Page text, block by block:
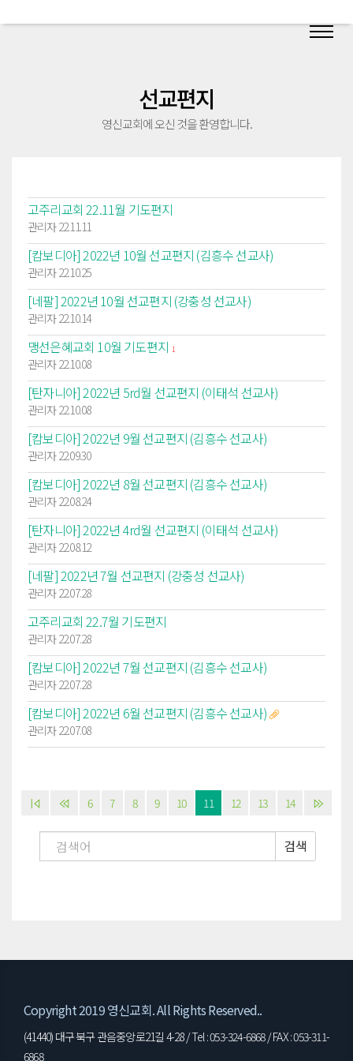
선교편지
영신교회에 오신 것을 환영합니다.
고주리교회 22.11월 기도편지
관리자 22.11.11
[캄보디아] 2022년 10월 선교편지 (김흥수 선교사)
관리자 22.10.25
[네팔] 2022년 10월 선교편지 (강충성 선교사)
관리자 22.10.14
맹선은혜교회 10월 기도편지 1
관리자 22.10.08
[탄자니아] 2022년 5rd월 선교편지 (이태석 선교사)
관리자 22.10.08
[캄보디아] 2022년 9월 선교편지 (김흥수 선교사)
관리자 22.09.30
[캄보디아] 2022년 8월 선교편지 (김흥수 선교사)
관리자 22.08.24
[탄자니아] 2022년 4rd월 선교편지 (이태석 선교사)
관리자 22.08.12
[네팔] 2022년 7월 선교편지 (강충성 선교사)
관리자 22.07.28
고주리교회 22.7월 기도편지
관리자 22.07.28
[캄보디아] 2022년 7월 선교편지 (김흥수 선교사)
관리자 22.07.28
[캄보디아] 2022년 6월 선교편지 (김흥수 선교사)
관리자 22.07.08
6 7 8 9 10 11 12 13 14
검색
Copyright 2019 영신교회. All Rights Reserved..
(41440) 대구 북구 관음중앙로21길 4-28 / Tel : 053-324-6868 / FAX : 053-311-
6868